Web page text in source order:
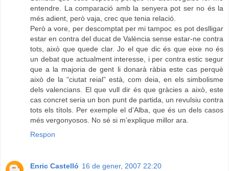
entendre. La comparació amb la senyera pot ser no és la
més adient, però vaja, crec que tenia relació.
Però a vore, per descomptat per mi tampoc es pot deslligar
estar en contra del ducat de València sense estar-ne contra
tots, això que quede clar. Jo el que dic és que eixe no és
un debat que actualment interesse, i per contra estic segur
que a la majoria de gent li donarà ràbia este cas perquè
això de la “ciutat reial” està, com deia, en els simbolisme
dels valencians. El que vull dir és que gràcies a això, este
cas concret seria un bon punt de partida, un revulsiu contra
tots els títols. Per exemple el d’Alba, que és un dels casos
més vergonyosos. No sé si m’explique millor ara.
Respon
Enric Castelló 16 de gener, 2007 22:20